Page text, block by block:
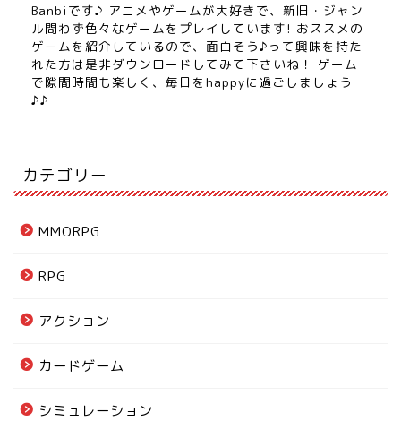
Banbiです♪ アニメやゲームが大好きで、新旧・ジャン
ル問わず色々なゲームをプレイしています! おススメの
ゲームを紹介しているので、面白そう♪って興味を持た
れた方は是非ダウンロードしてみて下さいね！ ゲーム
で隙間時間も楽しく、毎日をhappyに過ごしましょう
♪♪
カテゴリー
MMORPG
RPG
アクション
カードゲーム
シミュレーション